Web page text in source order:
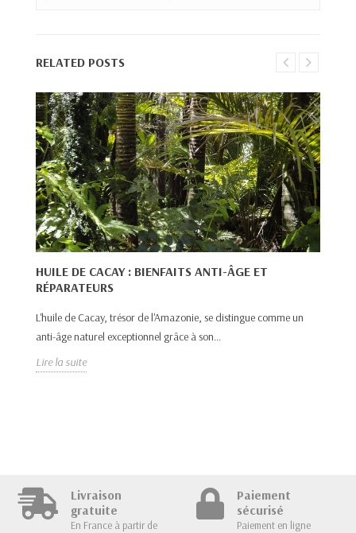
RELATED POSTS
HUILE DE CACAY : BIENFAITS ANTI-ÂGE ET
RÉPARATEURS
L'huile de Cacay, trésor de l'Amazonie, se distingue comme un
anti-âge naturel exceptionnel grâce à son...
Lire la suite
Livraison
gratuite
En France à partir de
Paiement
sécurisé
Paiement en ligne